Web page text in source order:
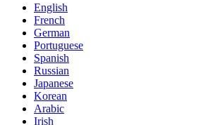
English
French
German
Portuguese
Spanish
Russian
Japanese
Korean
Arabic
Irish